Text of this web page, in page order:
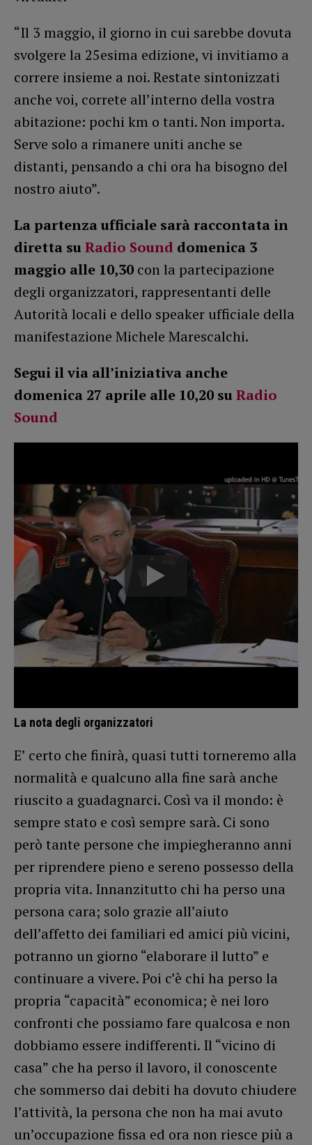
“Il 3 maggio, il giorno in cui sarebbe dovuta
svolgere la 25esima edizione, vi invitiamo a
correre insieme a noi. Restate sintonizzati
anche voi, correte all’interno della vostra
abitazione: pochi km o tanti. Non importa.
Serve solo a rimanere uniti anche se
distanti, pensando a chi ora ha bisogno del
nostro aiuto”.
La partenza ufficiale sarà raccontata in
diretta su Radio Sound domenica 3
maggio alle 10,30 con la partecipazione
degli organizzatori, rappresentanti delle
Autorità locali e dello speaker ufficiale della
manifestazione Michele Marescalchi.
Segui il via all’iniziativa anche
domenica 27 aprile alle 10,20 su Radio
Sound
La nota degli organizzatori
E’ certo che finirà, quasi tutti torneremo alla
normalità e qualcuno alla fine sarà anche
riuscito a guadagnarci. Così va il mondo: è
sempre stato e così sempre sarà. Ci sono
però tante persone che impiegheranno anni
per riprendere pieno e sereno possesso della
propria vita. Innanzitutto chi ha perso una
persona cara; solo grazie all’aiuto
dell’affetto dei familiari ed amici più vicini,
potranno un giorno “elaborare il lutto” e
continuare a vivere. Poi c’è chi ha perso la
propria “capacità” economica; è nei loro
confronti che possiamo fare qualcosa e non
dobbiamo essere indifferenti. Il “vicino di
casa” che ha perso il lavoro, il conoscente
che sommerso dai debiti ha dovuto chiudere
l’attività, la persona che non ha mai avuto
un’occupazione fissa ed ora non riesce più a